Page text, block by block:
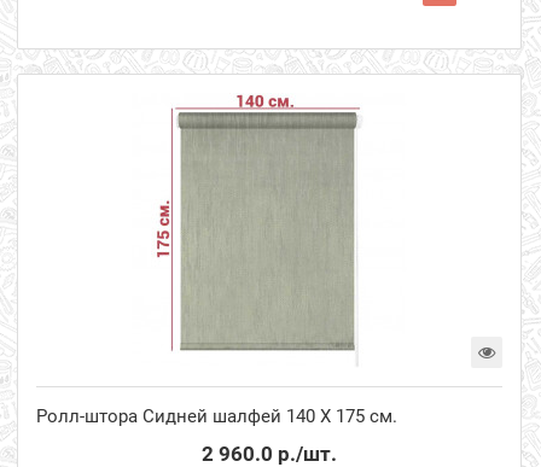
Ролл-штора Сидней шалфей 140 Х 175 см.
2 960.0 р./шт.